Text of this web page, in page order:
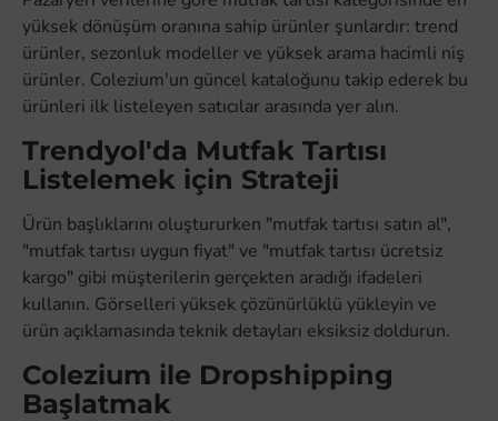
yüksek dönüşüm oranına sahip ürünler şunlardır: trend
ürünler, sezonluk modeller ve yüksek arama hacimli niş
ürünler. Colezium'un güncel kataloğunu takip ederek bu
ürünleri ilk listeleyen satıcılar arasında yer alın.
Trendyol'da Mutfak Tartısı
Listelemek için Strateji
Ürün başlıklarını oluştururken "mutfak tartısı satın al",
"mutfak tartısı uygun fiyat" ve "mutfak tartısı ücretsiz
kargo" gibi müşterilerin gerçekten aradığı ifadeleri
kullanın. Görselleri yüksek çözünürlüklü yükleyin ve
ürün açıklamasında teknik detayları eksiksiz doldurun.
Colezium ile Dropshipping
Başlatmak